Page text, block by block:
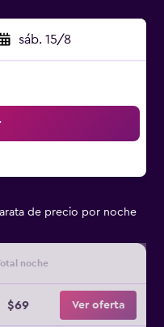
sáb. 15/8
de precio por noche
noche
$69 Ver oferta